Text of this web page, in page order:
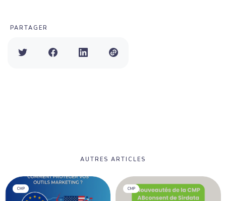
PARTAGER
AUTRES ARTICLES
CMP CMP